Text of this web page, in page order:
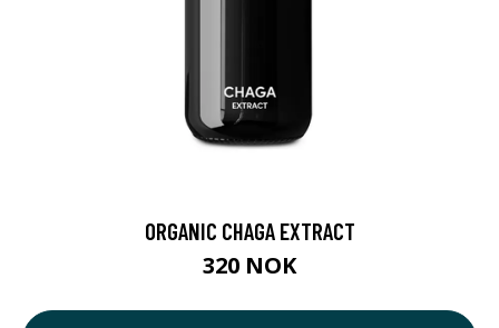
ORGANIC CHAGA EXTRACT
320 NOK